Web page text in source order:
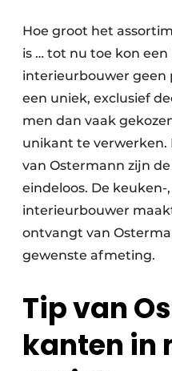
Hoe groot het
is … tot nu toe kon
interieurbouwer geen
een uniek, exclusief
men dan vaak
unikant te verwerken.
van Ostermann zijn
eindeloos. De keuken-
interieurbouwer
ontvangt van
gewenste afmeting.
Tip van
kanten in